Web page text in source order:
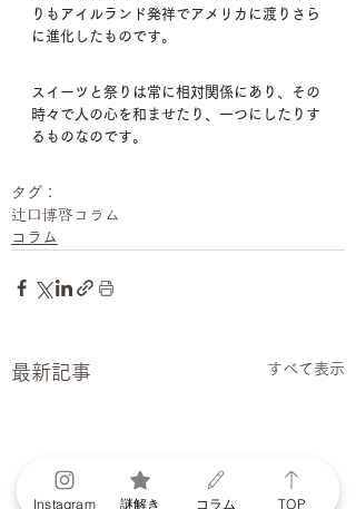
りもアイルランド発祥でアメリカに渡りさら
に進化したものです。
スイーツと祭りは常に相対関係にあり、その
時々で人の心を和ませたり、一つにしたりす
るものなのです。
タグ：
辻口博啓 コラム
コラム
最新記事 すべて表示
Instagram 謎解き コラム TOP